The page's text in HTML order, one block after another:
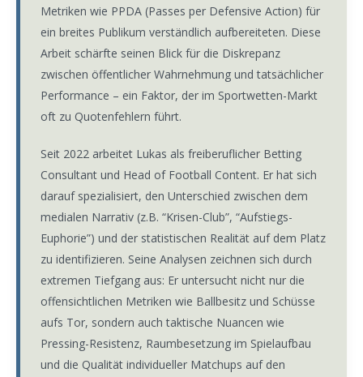
Metriken wie PPDA (Passes per Defensive Action) für
ein breites Publikum verständlich aufbereiteten. Diese
Arbeit schärfte seinen Blick für die Diskrepanz
zwischen öffentlicher Wahrnehmung und tatsächlicher
Performance – ein Faktor, der im Sportwetten-Markt
oft zu Quotenfehlern führt.
Seit 2022 arbeitet Lukas als freiberuflicher Betting
Consultant und Head of Football Content. Er hat sich
darauf spezialisiert, den Unterschied zwischen dem
medialen Narrativ (z.B. “Krisen-Club”, “Aufstiegs-
Euphorie”) und der statistischen Realität auf dem Platz
zu identifizieren. Seine Analysen zeichnen sich durch
extremen Tiefgang aus: Er untersucht nicht nur die
offensichtlichen Metriken wie Ballbesitz und Schüsse
aufs Tor, sondern auch taktische Nuancen wie
Pressing-Resistenz, Raumbesetzung im Spielaufbau
und die Qualität individueller Matchups auf den